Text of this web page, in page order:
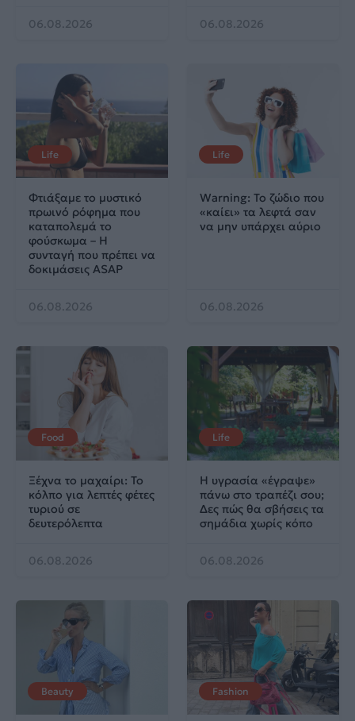
06.08.2026 06.08.2026
Life
Φτιάξαμε το μυστικό
πρωινό ρόφημα που
καταπολεμά το
φούσκωμα – Η
συνταγή που πρέπει να
δοκιμάσεις ASAP
06.08.2026
Life
Warning: Το ζώδιο που
«καίει» τα λεφτά σαν
να μην υπάρχει αύριο
06.08.2026
Food
Ξέχνα το μαχαίρι: Το
κόλπο για λεπτές φέτες
τυριού σε
δευτερόλεπτα
06.08.2026
Life
Η υγρασία «έγραψε»
πάνω στο τραπέζι σου;
Δες πώς θα σβήσεις τα
σημάδια χωρίς κόπο
06.08.2026
Beauty Fashion